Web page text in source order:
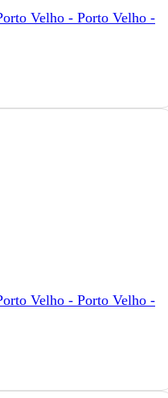
Velho - Porto Velho -
Velho - Porto Velho -